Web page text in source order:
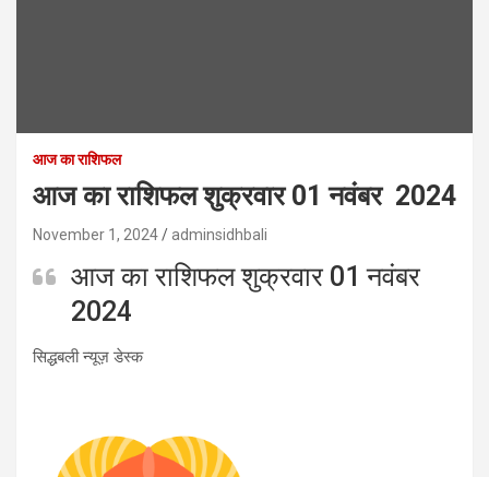
आज का राशिफल
आज का राशिफल शुक्रवार 01 नवंबर 2024
November 1, 2024 adminsidhbali
आज का राशिफल शुक्रवार 01 नवंबर
2024
सिद्धबली न्यूज़ डेस्क